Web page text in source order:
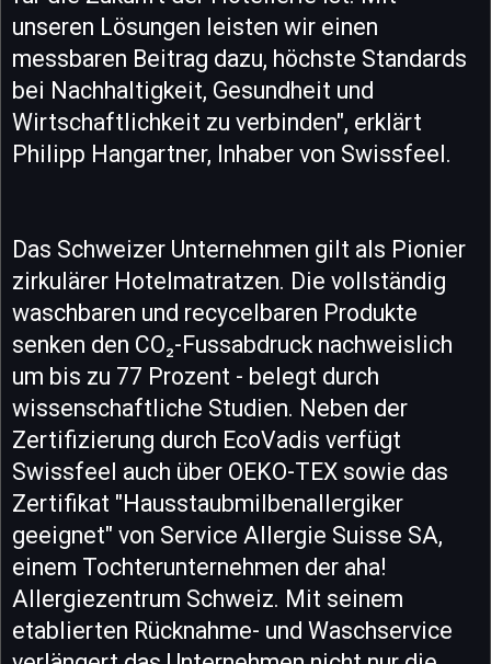
unseren Lösungen leisten wir einen
messbaren Beitrag dazu, höchste Standards
bei Nachhaltigkeit, Gesundheit und
Wirtschaftlichkeit zu verbinden", erklärt
Philipp Hangartner, Inhaber von Swissfeel.
Das Schweizer Unternehmen gilt als Pionier
zirkulärer Hotelmatratzen. Die vollständig
waschbaren und recycelbaren Produkte
senken den CO₂-Fussabdruck nachweislich
um bis zu 77 Prozent - belegt durch
wissenschaftliche Studien. Neben der
Zertifizierung durch EcoVadis verfügt
Swissfeel auch über OEKO-TEX sowie das
Zertifikat "Hausstaubmilbenallergiker
geeignet" von Service Allergie Suisse SA,
einem Tochterunternehmen der aha!
Allergiezentrum Schweiz. Mit seinem
etablierten Rücknahme- und Waschservice